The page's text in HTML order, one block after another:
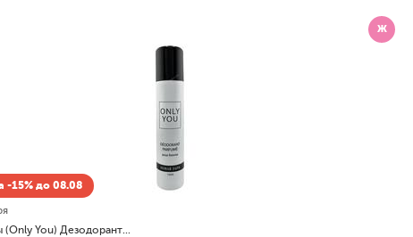
Ж
-15% до 08.08
Только Ты (Only You) Дезодорант-спрей (spray)